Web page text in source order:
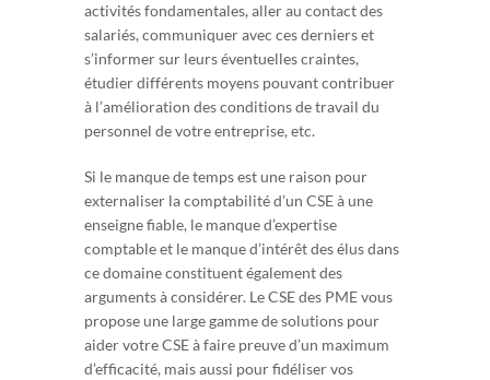
activités fondamentales, aller au contact des
salariés, communiquer avec ces derniers et
s’informer sur leurs éventuelles craintes,
étudier différents moyens pouvant contribuer
à l’amélioration des conditions de travail du
personnel de votre entreprise, etc.
Si le manque de temps est une raison pour
externaliser la comptabilité d’un CSE à une
enseigne fiable, le manque d’expertise
comptable et le manque d’intérêt des élus dans
ce domaine constituent également des
arguments à considérer. Le CSE des PME vous
propose une large gamme de solutions pour
aider votre CSE à faire preuve d’un maximum
d’efficacité, mais aussi pour fidéliser vos